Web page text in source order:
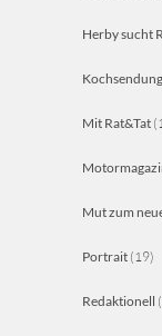
Herby sucht
Mit Rat&Tat
Mut zum
Portrait (19)
Redaktionell